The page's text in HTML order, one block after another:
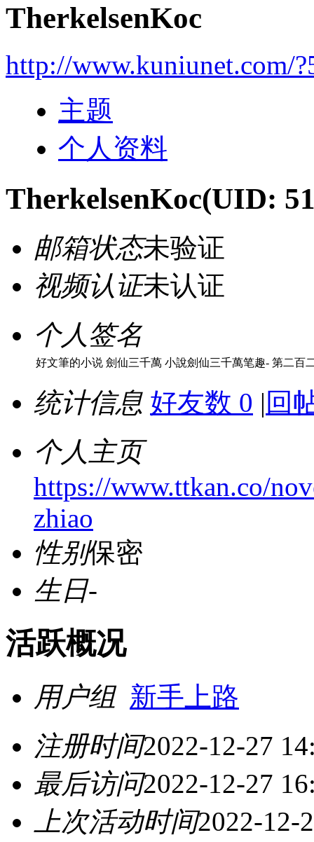
TherkelsenKoc
http://www.kuniunet.com/
主题
个人资料
TherkelsenKoc(UID:
邮箱状态未验证
视频认证未认证
个人签名
好文筆的小说 劍仙三千萬 小說劍仙三千萬笔趣- 第二百
统计信息 好友数 0 | 回
个人主页
https://www.ttkan.co/
zhiao
性别保密
生日-
活跃概况
用户组 新手上路
注册时间2022-12-27
最后访问2022-12-27
上次活动时间2022-12-